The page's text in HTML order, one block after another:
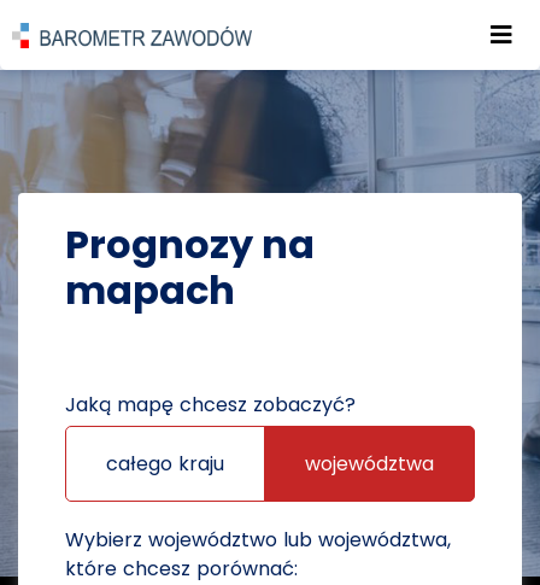
POWRÓT DO STRONY GŁÓWNEJ
PROGNOZY PROGNOZY NA MAPACH
Prognozy na
mapach
Jaką mapę chcesz zobaczyć?
całego kraju województwa
Wybierz województwo lub województwa,
które chcesz porównać: